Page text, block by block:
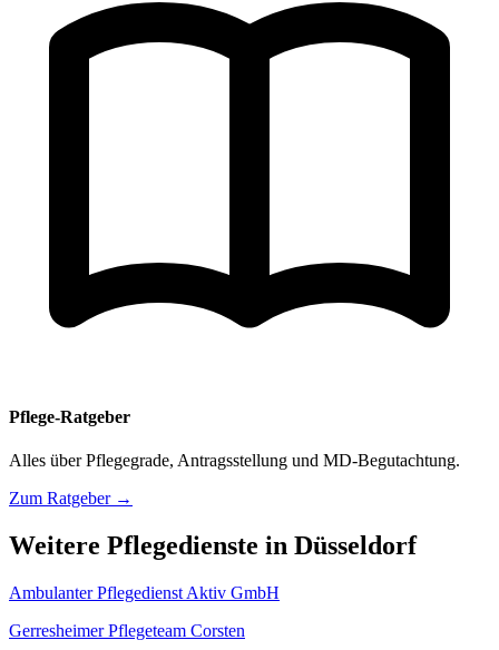
Pflege-Ratgeber
Alles über Pflegegrade, Antragsstellung und MD-Begutachtung.
Zum Ratgeber →
Weitere Pflegedienste in Düsseldorf
Ambulanter Pflegedienst Aktiv GmbH
Gerresheimer Pflegeteam Corsten